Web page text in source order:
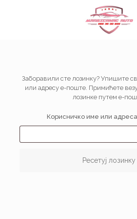
Заборавили сте лозинку? Упишите
или адресу е-поште. Примићете
лозинке путем е-
Корисничко име или
Ресетуј лозинку